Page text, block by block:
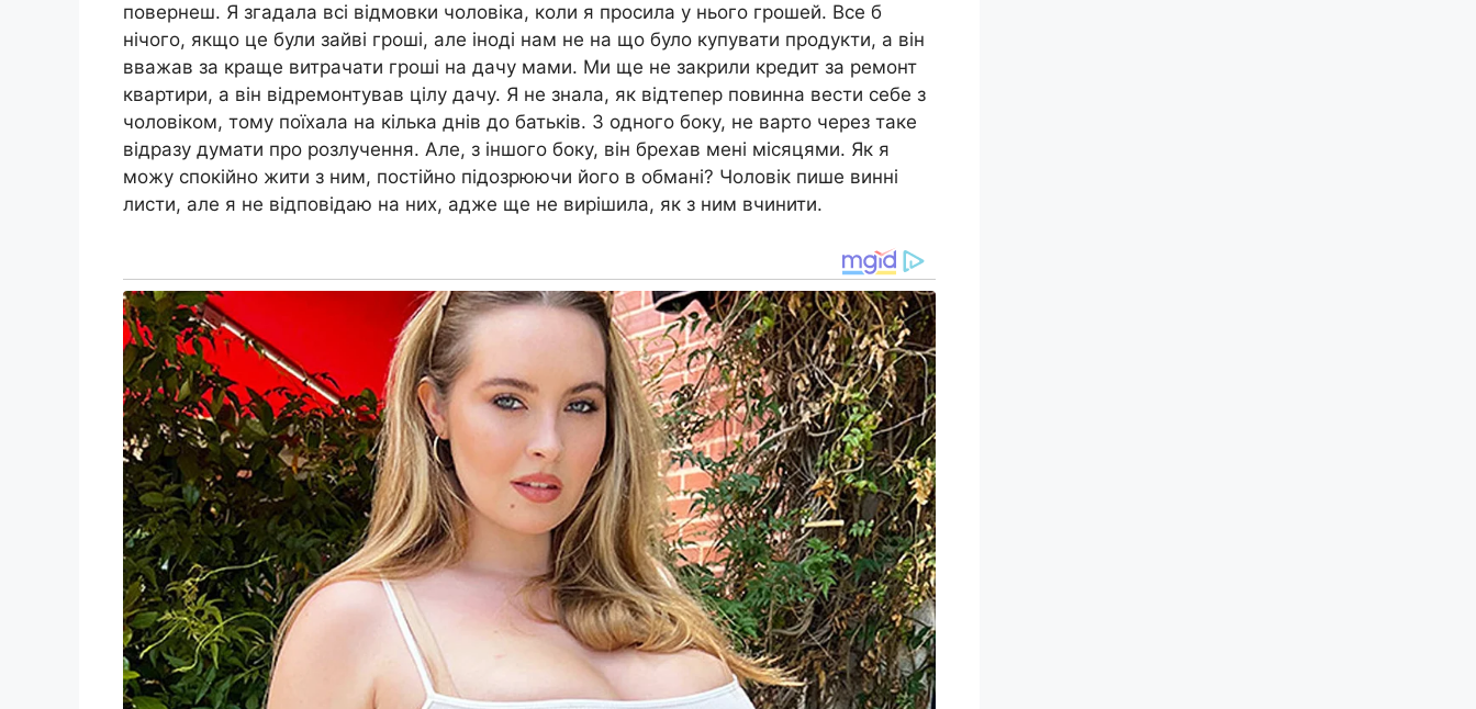
повернеш. Я згадала всі відмовки чоловіка, коли я просила у нього грошей. Все б
нічого, якщо це були зайві гроші, але іноді нам не на що було купувати продукти, а він
вважав за краще витрачати гроші на дачу мами. Ми ще не закрили кредит за ремонт
квартири, а він відремонтував цілу дачу. Я не знала, як відтепер повинна вести себе з
чоловіком, тому поїхала на кілька днів до батьків. З одного боку, не варто через таке
відразу думати про розлучення. Але, з іншого боку, він брехав мені місяцями. Як я
можу спокійно жити з ним, постійно підозрюючи його в обмані? Чоловік пише винні
листи, але я не відповідаю на них, адже ще не вирішила, як з ним вчинити.